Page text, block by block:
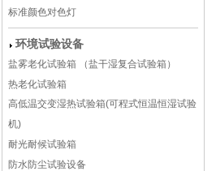
标准颜色对色灯
环境试验设备
盐雾老化试验箱 （盐干湿复合试验箱）
热老化试验箱
高低温交变湿热试验箱(可程式恒温恒湿试验
机)
耐光耐候试验箱
防水防尘试验设备